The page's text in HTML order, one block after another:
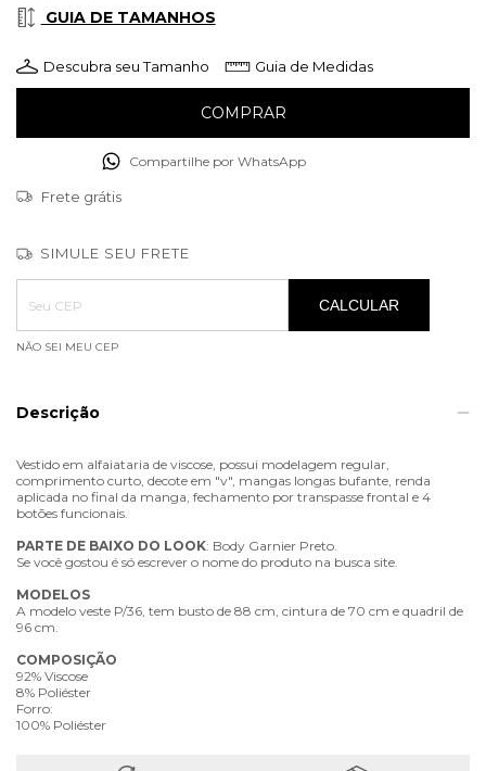
GUIA DE TAMANHOS
Descubra seu Tamanho Guia de Medidas
Compartilhe por WhatsApp
Frete grátis
SIMULE SEU FRETE
Entregas para o CEP:
ALTERAR CEP
CALCULAR
NÃO SEI MEU CEP
Descrição
Vestido em alfaiataria de viscose, possui modelagem regular,
comprimento curto, decote em "v", mangas longas bufante, renda
aplicada no final da manga, fechamento por transpasse frontal e 4
botões funcionais.
PARTE DE BAIXO DO LOOK: Body Garnier Preto.
Se você gostou é só escrever o nome do produto na busca site.
MODELOS
A modelo veste P/36, tem busto de 88 cm, cintura de 70 cm e quadril de
96 cm.
COMPOSIÇÃO
92% Viscose
8% Poliéster
Forro:
100% Poliéster